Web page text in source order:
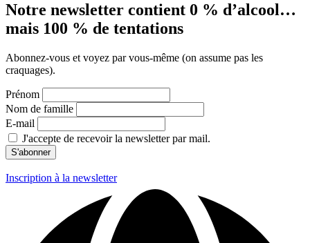
Notre newsletter contient 0 % d’alcool…
mais 100 % de tentations
Abonnez-vous et voyez par vous-même (on assume pas les
craquages).
Prénom
Nom de famille
E-mail
J'accepte de recevoir la newsletter par mail.
Inscription à la newsletter